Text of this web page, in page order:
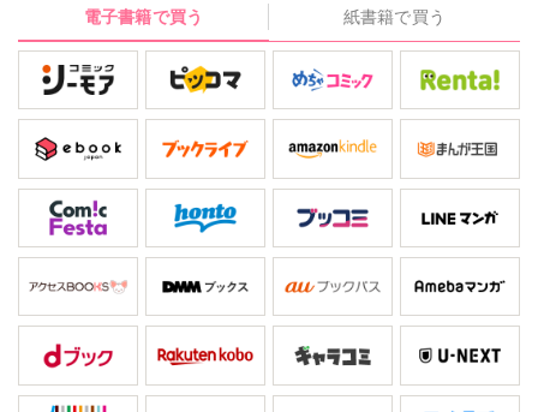
か迷いがある南雲だが…。
電子書籍で買う 紙書籍で買う